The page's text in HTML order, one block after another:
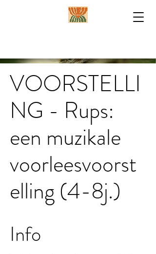
VOORSTELLI
NG - Rups:
een muzikale
voorleesvoorst
elling (4-8j.)
Info